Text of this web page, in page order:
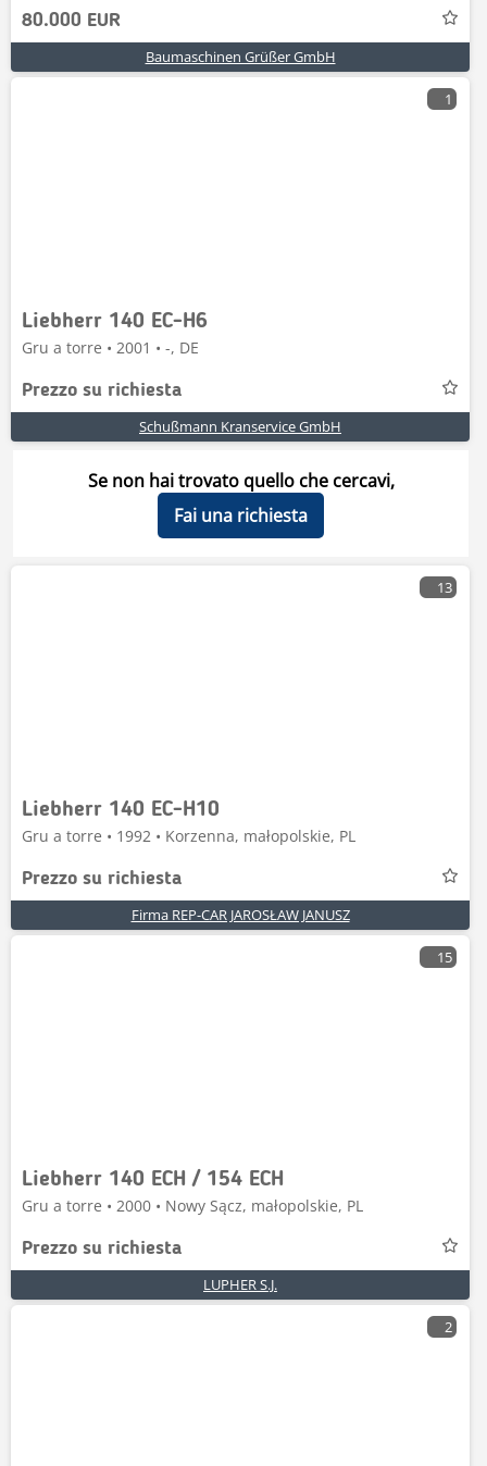
80.000 EUR
Baumaschinen Grüßer GmbH
1
Liebherr 140 EC-H6
Gru a torre • 2001 • -, DE
Prezzo su richiesta
Schußmann Kranservice GmbH
Se non hai trovato quello che cercavi,
Fai una richiesta
13
Liebherr 140 EC-H10
Gru a torre • 1992 • Korzenna, małopolskie, PL
Prezzo su richiesta
Firma REP-CAR JAROSŁAW JANUSZ
15
Liebherr 140 ECH / 154 ECH
Gru a torre • 2000 • Nowy Sącz, małopolskie, PL
Prezzo su richiesta
LUPHER S.J.
2